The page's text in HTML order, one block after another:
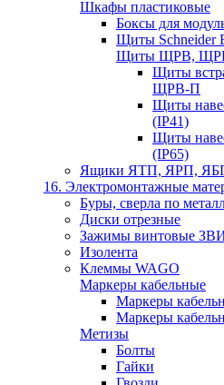
Шкафы пластиковые
Боксы для
Щиты Schneider
Щиты ЩРВ,
Щиты
ЩРВ-П
Щиты
(IP41)
Щиты
(IP65)
Ящики ЯТП, ЯРП,
16. Электромонтажные
Буры, сверла по
Диски отрезные
Зажимы винтовые
Изолента
Клеммы WAGO
Маркеры кабельные
Маркеры
Маркеры
Метизы
Болты
Гайки